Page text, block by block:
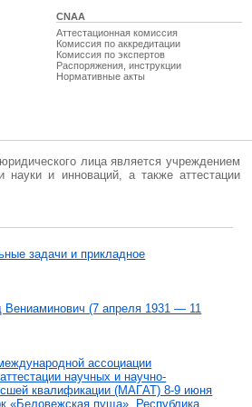
CNAA
Аттестационная комиссия
Комиссия по аккредитации
Комиссия по экспертов
Распоряжения, инструкции
Нормативные акты
лица является учреждением
науки и инноваций, а также аттестации
задачи и прикладное
(7 апреля 1931 — 11
ассоциации
научных и научно-
квалификации (МАГAT) 8-9 июня
«Беловежская пуща», Республика